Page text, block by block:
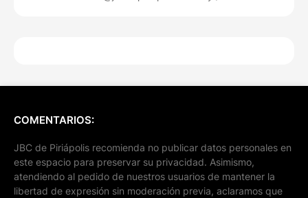
COMENTARIOS:
JBC de Piriápolis recomienda no publicar datos personales en
este espacio para preservar su privacidad. Asimismo,
atendiendo al pedido de nuestros usuarios de mantener la
libertad de expresión sin moderación previa, aclaramos que